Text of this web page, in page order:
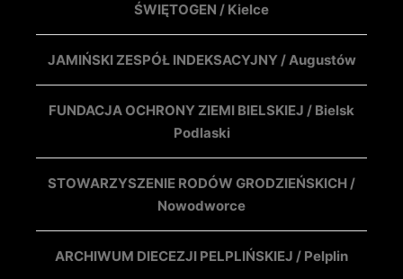
ŚWIĘTOGEN / Kielce
JAMIŃSKI ZESPÓŁ INDEKSACYJNY / Augustów
FUNDACJA OCHRONY ZIEMI BIELSKIEJ / Bielsk
Podlaski
STOWARZYSZENIE RODÓW GRODZIEŃSKICH /
Nowodworce
ARCHIWUM DIECEZJI PELPLIŃSKIEJ / Pelplin